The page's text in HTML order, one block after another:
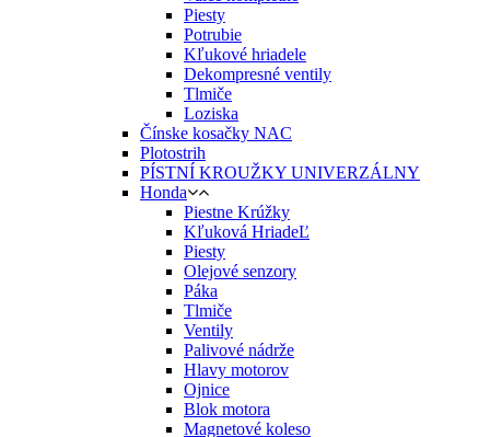
Piesty
Potrubie
Kľukové hriadele
Dekompresné ventily
Tlmiče
Loziska
Čínske kosačky NAC
Plotostrih
PÍSTNÍ KROUŽKY UNIVERZÁLNY
Honda
Piestne Krúžky
Kľuková HriadeĽ
Piesty
Olejové senzory
Páka
Tlmiče
Ventily
Palivové nádrže
Hlavy motorov
Ojnice
Blok motora
Magnetové koleso